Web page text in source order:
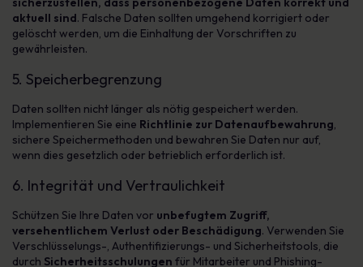
aktuell sind. Falsche Daten sollten umgehend korrigiert oder
gelöscht werden, um die Einhaltung der Vorschriften zu
gewährleisten.
5. Speicherbegrenzung
Daten sollten nicht länger als nötig gespeichert werden.
Implementieren Sie eine Richtlinie zur Datenaufbewahrung,
sichere Speichermethoden und bewahren Sie Daten nur auf,
wenn dies gesetzlich oder betrieblich erforderlich ist.
6. Integrität und Vertraulichkeit
Schützen Sie Ihre Daten vor unbefugtem Zugriff,
versehentlichem Verlust oder Beschädigung. Verwenden Sie
Verschlüsselungs-, Authentifizierungs- und Sicherheitstools, die
durch Sicherheitsschulungen für Mitarbeiter und Phishing-